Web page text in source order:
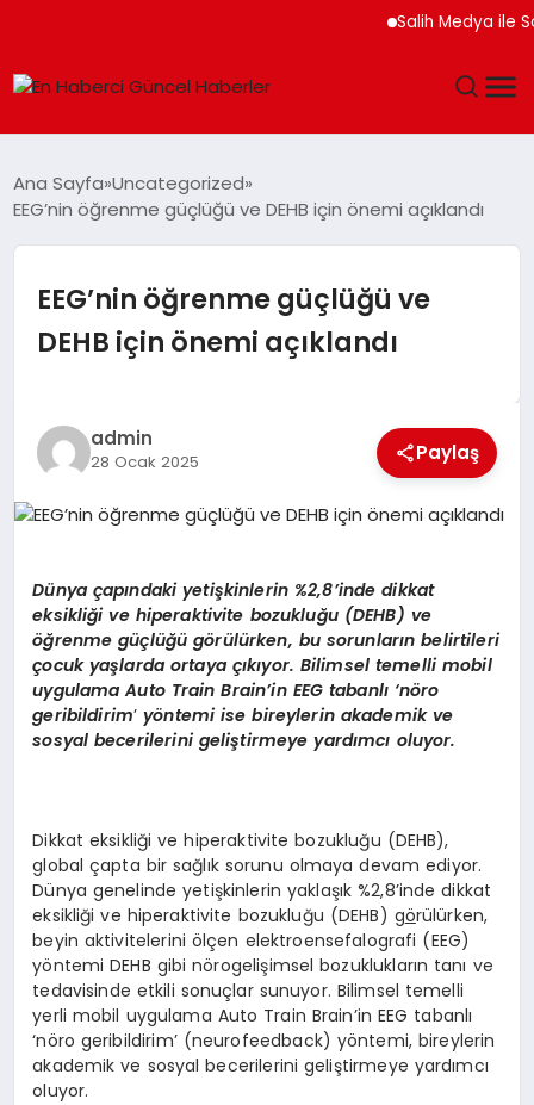
Salih Medya ile
SAĞLIK
TEKNOLOJI
DÜNYA
EĞITIM
SIYASET
Ana Sayfa Uncategorized
EEG’nin öğrenme güçlüğü ve DEHB için önemi açıklandı
EEG’nin öğrenme güçlüğü ve
DEHB için önemi açıklandı
admin
28 Ocak 2025 Paylaş
Dünya çapındaki yetişkinlerin %2,8’inde dikkat
eksikliği ve hiperaktivite bozukluğu (DEHB) ve
öğrenme güçlüğü görülürken, bu sorunların belirtileri
çocuk yaşlarda ortaya çıkıyor. Bilimsel temelli mobil
uygulama Auto Train Brain’in EEG tabanlı ‘nöro
geribildirim’yöntemi ise bireylerin akademik ve
sosyal becerilerini geliştirmeye yardımcı oluyor.
Dikkat eksikliği ve hiperaktivite bozukluğu (DEHB),
global çapta bir sağlık sorunu olmaya devam ediyor.
Dünya genelinde yetişkinlerin yaklaşık %2,8’inde dikkat
eksikliği ve hiperaktivite bozukluğu (DEHB) görülürken,
beyin aktivitelerini ölçen elektroensefalografi (EEG)
yöntemi DEHB gibi nörogelişimsel bozuklukların tanı ve
tedavisinde etkili sonuçlar sunuyor. Bilimsel temelli
yerli mobil uygulama Auto Train Brain’in EEG tabanlı
‘nöro geribildirim’ (neurofeedback) yöntemi, bireylerin
akademik ve sosyal becerilerini geliştirmeye yardımcı
oluyor.